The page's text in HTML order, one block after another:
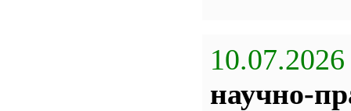
10.07.2026
научно-